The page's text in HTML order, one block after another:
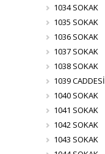
1034 SOKAK
1035 SOKAK
1036 SOKAK
1037 SOKAK
1038 SOKAK
1039 CADDESİ
1040 SOKAK
1041 SOKAK
1042 SOKAK
1043 SOKAK